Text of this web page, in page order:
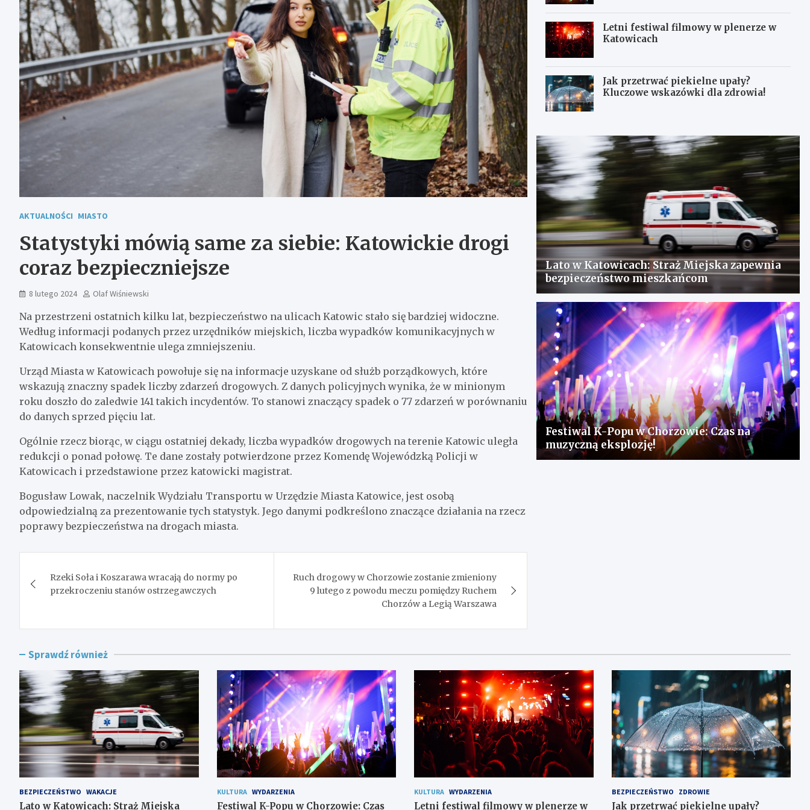
AKTUALNOŚCI MIASTO
Statystyki mówią same za siebie: Katowickie drogi
coraz bezpieczniejsze
8 lutego 2024 Olaf Wiśniewski
Na przestrzeni ostatnich kilku lat, bezpieczeństwo na ulicach Katowic stało się bardziej widoczne.
Według informacji podanych przez urzędników miejskich, liczba wypadków komunikacyjnych w
Katowicach konsekwentnie ulega zmniejszeniu.
Urząd Miasta w Katowicach powołuje się na informacje uzyskane od służb porządkowych, które
wskazują znaczny spadek liczby zdarzeń drogowych. Z danych policyjnych wynika, że w minionym
roku doszło do zaledwie 141 takich incydentów. To stanowi znaczący spadek o 77 zdarzeń w porównaniu
do danych sprzed pięciu lat.
Ogólnie rzecz biorąc, w ciągu ostatniej dekady, liczba wypadków drogowych na terenie Katowic uległa
redukcji o ponad połowę. Te dane zostały potwierdzone przez Komendę Wojewódzką Policji w
Katowicach i przedstawione przez katowicki magistrat.
Bogusław Lowak, naczelnik Wydziału Transportu w Urzędzie Miasta Katowice, jest osobą
odpowiedzialną za prezentowanie tych statystyk. Jego danymi podkreślono znaczące działania na rzecz
poprawy bezpieczeństwa na drogach miasta.
wpisu
Rzeki Soła i Koszarawa wracają do normy po
przekroczeniu stanów ostrzegawczych
Ruch drogowy w Chorzowie zostanie zmieniony
9 lutego z powodu meczu pomiędzy Ruchem
Chorzów a Legią Warszawa
Letni festiwal filmowy w plenerze w
Katowicach
Jak przetrwać piekielne upały?
Kluczowe wskazówki dla zdrowia!
Lato w Katowicach: Straż Miejska zapewnia
bezpieczeństwo mieszkańcom
Festiwal K-Popu w Chorzowie: Czas na
muzyczną eksplozję!
Sprawdź również
BEZPIECZEŃSTWO WAKACJE
Lato w Katowicach: Straż Miejska
KULTURA WYDARZENIA
Festiwal K-Popu w Chorzowie: Czas
KULTURA WYDARZENIA
Letni festiwal filmowy w plenerze w
BEZPIECZEŃSTWO ZDROWIE
Jak przetrwać piekielne upały?